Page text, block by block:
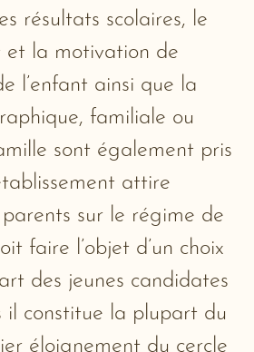
résultats scolaires, le
et la motivation de
l’enfant ainsi que la
familiale ou
sont également pris
attire
parents sur le régime de
faire l’objet d’un choix
des jeunes candidates
il constitue la plupart du
éloignement du cercle